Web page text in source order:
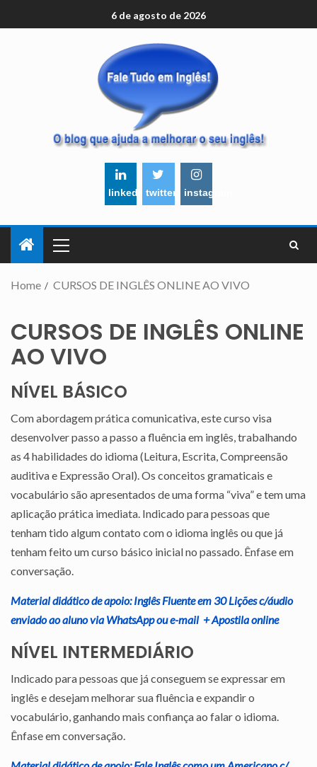
6 de agosto de 2026
linkedintwitter instagram
Home CURSOS DE INGLÊS ONLINE AO VIVO
CURSOS DE INGLÊS ONLINE
AO VIVO
NÍVEL BÁSICO
Com abordagem prática comunicativa, este curso visa
desenvolver passo a passo a fluência em inglês, trabalhando
as 4 habilidades do idioma (Leitura, Escrita, Compreensão
auditiva e Expressão Oral). Os conceitos gramaticais e
vocabulário são apresentados de uma forma “viva” e tem uma
aplicação prática imediata. Indicado para pessoas que
tenham tido algum contato com o idioma inglês ou que já
tenham feito um curso básico inicial no passado. Ênfase em
conversação.
Material didático de apoio: Inglês Fluente em 30 Lições c/áudio
enviado ao aluno via WhatsApp ou e-mail + Apostila online
NÍVEL INTERMEDIÁRIO
Indicado para pessoas que já conseguem se expressar em
inglês e desejam melhorar sua fluência e expandir o
vocabulário, ganhando mais confiança ao falar o idioma.
Ênfase em conversação.